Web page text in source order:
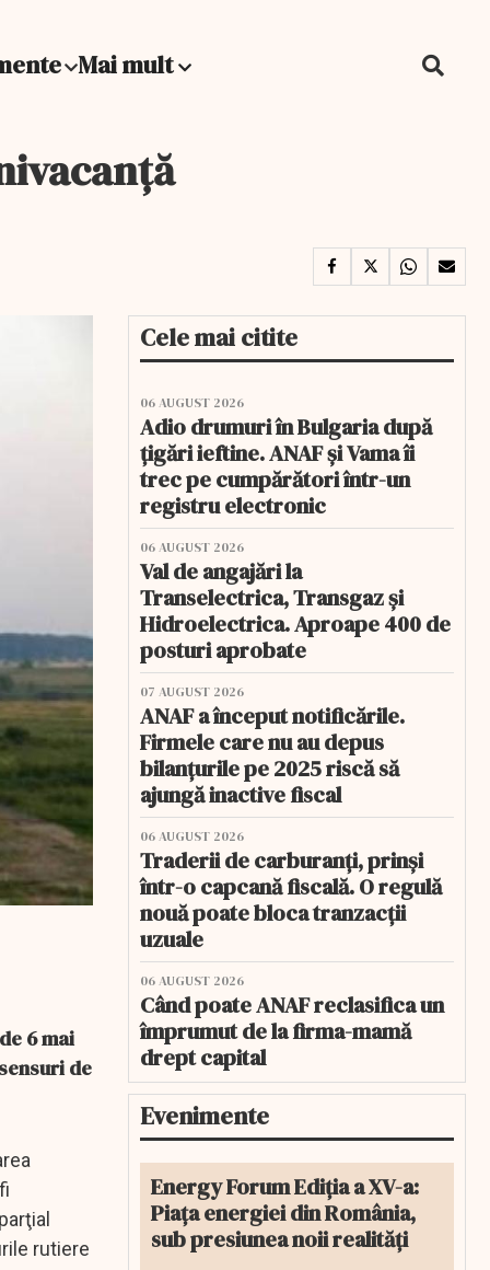
Mai mult
6 mai
de
rutiere
Cele mai citite
06 AUGUST 2026
Adio drumuri în Bulgaria după
țigări ieftine. ANAF și Vama îi
trec pe cumpărători într-un
registru electronic
06 AUGUST 2026
Val de angajări la
Transelectrica, Transgaz și
Hidroelectrica. Aproape 400 de
posturi aprobate
07 AUGUST 2026
ANAF a început notificările.
Firmele care nu au depus
bilanțurile pe 2025 riscă să
ajungă inactive fiscal
06 AUGUST 2026
Traderii de carburanți, prinși
într-o capcană fiscală. O regulă
nouă poate bloca tranzacții
uzuale
06 AUGUST 2026
Când poate ANAF reclasifica un
împrumut de la firma-mamă
drept capital
Evenimente
Energy Forum Ediția a XV-a:
Piața energiei din România,
sub presiunea noii realități